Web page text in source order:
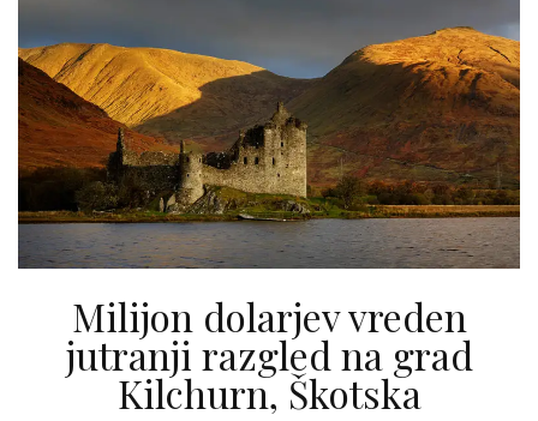
Milijon dolarjev vreden
jutranji razgled na grad
Kilchurn, Škotska